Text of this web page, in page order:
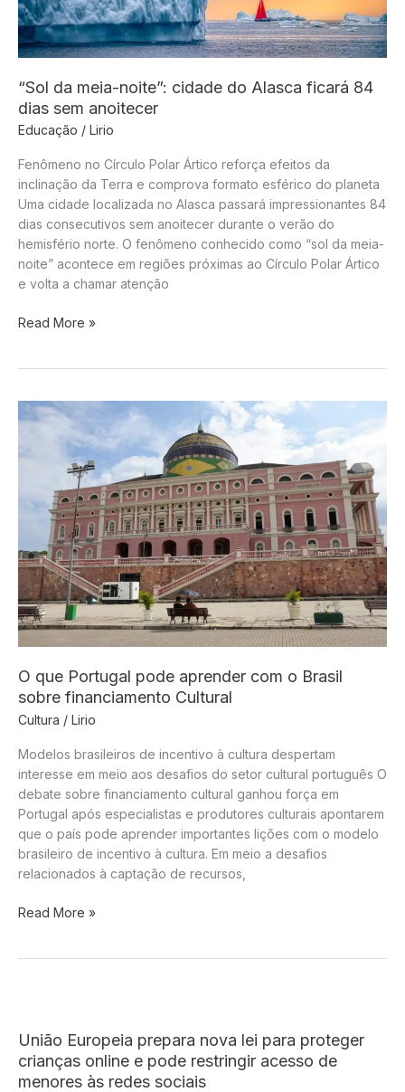
das
facções
“Sol da meia-noite”: cidade do Alasca ficará 84
dias sem anoitecer
Educação / Lirio
Fenômeno no Círculo Polar Ártico reforça efeitos da
inclinação da Terra e comprova formato esférico do planeta
Uma cidade localizada no Alasca passará impressionantes 84
dias consecutivos sem anoitecer durante o verão do
hemisfério norte. O fenômeno conhecido como “sol da meia-
noite” acontece em regiões próximas ao Círculo Polar Ártico
e volta a chamar atenção
“Sol
cidade
do
ficará
dias
anoitecer
Read More »
O que Portugal pode aprender com o Brasil
sobre financiamento Cultural
Cultura / Lirio
Modelos brasileiros de incentivo à cultura despertam
interesse em meio aos desafios do setor cultural português O
debate sobre financiamento cultural ganhou força em
Portugal após especialistas e produtores culturais apontarem
que o país pode aprender importantes lições com o modelo
brasileiro de incentivo à cultura. Em meio a desafios
relacionados à captação de recursos,
O
o
Brasil
sobre
Read More »
União Europeia prepara nova lei para proteger
crianças online e pode restringir acesso de
menores às redes sociais